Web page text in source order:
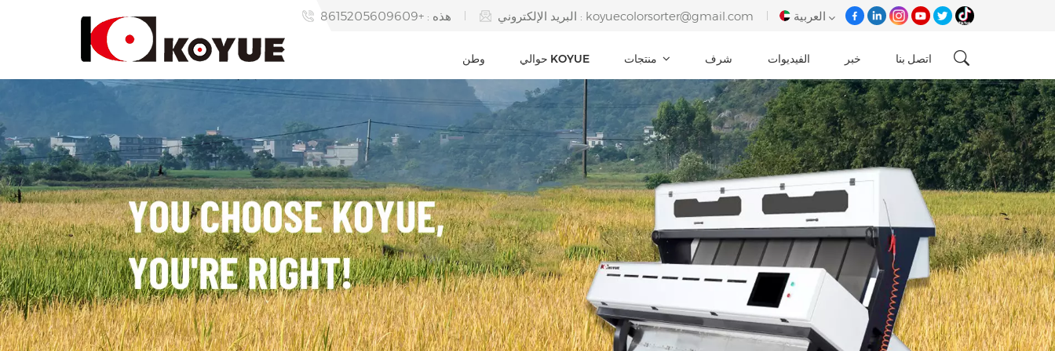
هذه : +8615205609609 البريد الإلكتروني : koyuecolorsorter@gmail.com العربية
English
français
italiano
русский
español
português
Tiếng việt
العربية
وطن حوالي KOYUE شرف الفيديوات خبر اتصل بنا